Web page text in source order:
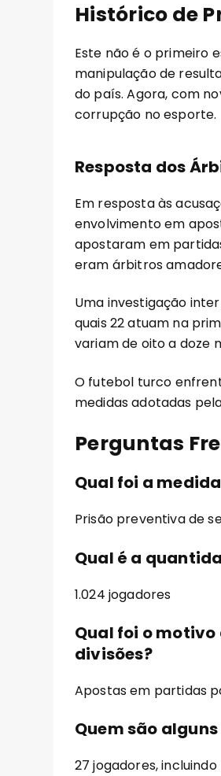
Histórico de
Este não é o primeiro
manipulação de
do país. Agora, com
corrupção no esporte.
Resposta dos
Em resposta às
envolvimento em
apostaram em
eram árbitros
Uma investigação
quais 22 atuam na
variam de oito a doze
O futebol turco
medidas adotadas
Perguntas
Qual foi a
Prisão preventiva de
Qual é a
1.024 jogadores
Qual foi o
divisões?
Apostas em partidas
Quem são
27 jogadores,